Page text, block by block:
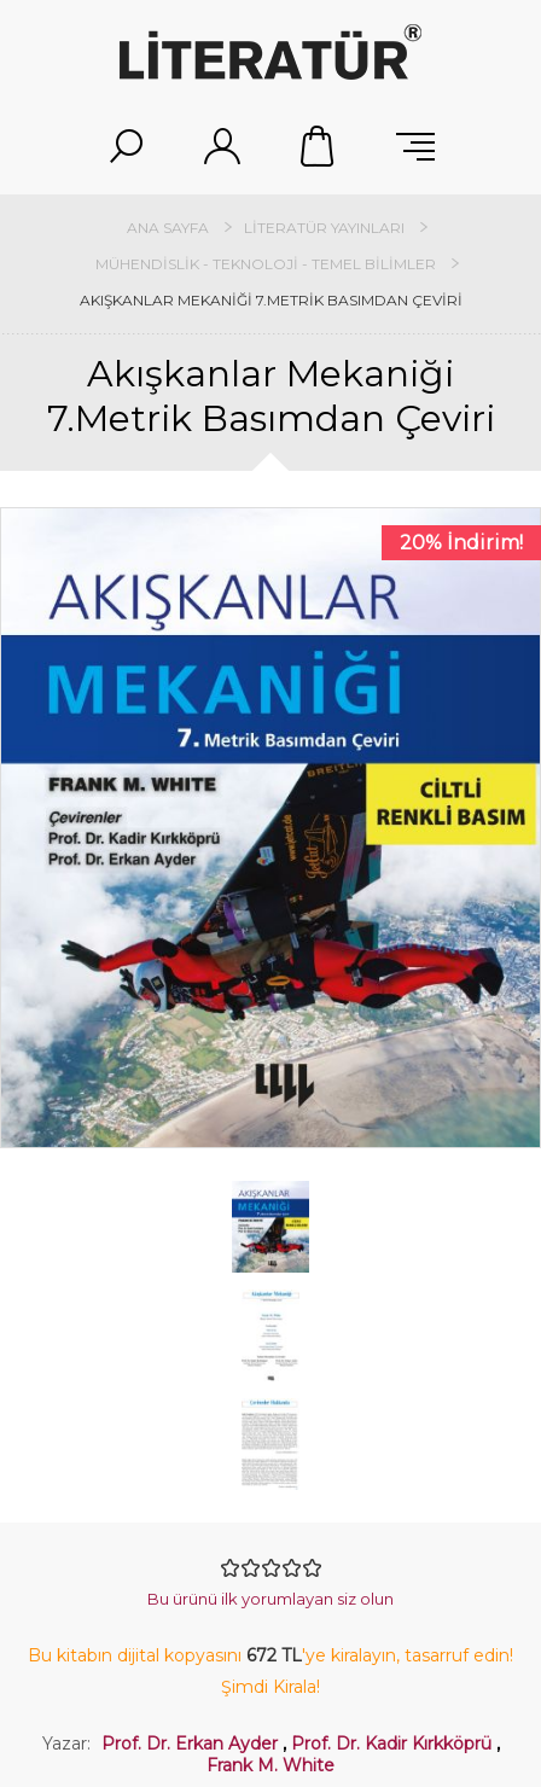
ANA SAYFA
LITERATÜR YAYINLARI
MÜHENDISLIK - TEKNOLOJI - TEMEL BILIMLER
AKIŞKANLAR MEKANIĞI 7.METRIK BASIMDAN ÇEVIRI
Akışkanlar Mekaniği
7.Metrik Basımdan Çeviri
20% İndirim!
Bu ürünü ilk yorumlayan siz olun
Bu kitabın dijital kopyasını 672 TL'ye kiralayın, tasarruf edin!
Şimdi Kirala!
Yazar: Prof. Dr. Erkan Ayder , Prof. Dr. Kadir Kırkköprü ,
Frank M. White